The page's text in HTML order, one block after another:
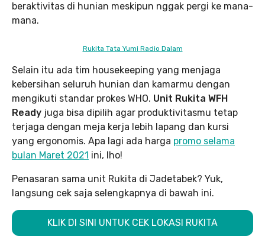
beraktivitas di hunian meskipun nggak pergi ke mana-
mana.
Rukita Tata Yumi Radio Dalam
Selain itu ada tim housekeeping yang menjaga
kebersihan seluruh hunian dan kamarmu dengan
mengikuti standar prokes WHO. Unit Rukita WFH
Ready juga bisa dipilih agar produktivitasmu tetap
terjaga dengan meja kerja lebih lapang dan kursi
yang ergonomis. Apa lagi ada harga promo selama
bulan Maret 2021 ini, lho!
Penasaran sama unit Rukita di Jadetabek? Yuk,
langsung cek saja selengkapnya di bawah ini.
KLIK DI SINI UNTUK CEK LOKASI RUKITA